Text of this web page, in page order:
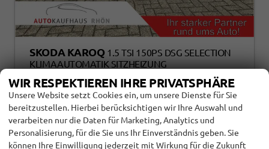
SKODA KAROQ 1.5 TSI 150PS DSG SELECTION
KLIMAAUTOMATIK SITZHEIZUNG
LENKRADHEIZUNG ACC PDC V+H RÜCKF.KAMERA
ABG.SCHEIBEN APPLE CARPLAY ANDROID AUTO
17"LM
122290
Automatik
Benzin
Graphite-Grau Metallic
WIR RESPEKTIEREN IHRE PRIVATSPHÄRE
Unsere Website setzt Cookies ein, um unsere Dienste für Sie
bereitzustellen. Hierbei berücksichtigen wir Ihre Auswahl und
verarbeiten nur die Daten für Marketing, Analytics und
Personalisierung, für die Sie uns Ihr Einverständnis geben. Sie
können Ihre Einwilligung jederzeit mit Wirkung für die Zukunft